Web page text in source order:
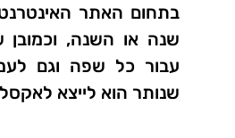
בתחום האתר
שנה או השנה,
עבור כל שפה וגם
שנותר הוא לייצא